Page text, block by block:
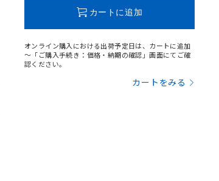
カートに追加
オンライン購入における出荷予定日は、カートに追加
～「ご購入手続き：価格・納期の確認」画面にてご確
認ください。
カートをみる